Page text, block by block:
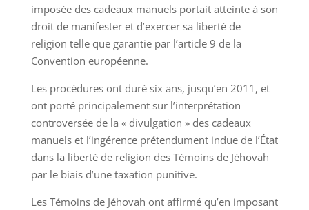
imposée des cadeaux manuels portait atteinte à son
droit de manifester et d’exercer sa liberté de
religion telle que garantie par l’article 9 de la
Convention européenne.
Les procédures ont duré six ans, jusqu’en 2011, et
ont porté principalement sur l’interprétation
controversée de la « divulgation » des cadeaux
manuels et l’ingérence prétendument indue de l’État
dans la liberté de religion des Témoins de Jéhovah
par le biais d’une taxation punitive.
Les Témoins de Jéhovah ont affirmé qu’en imposant